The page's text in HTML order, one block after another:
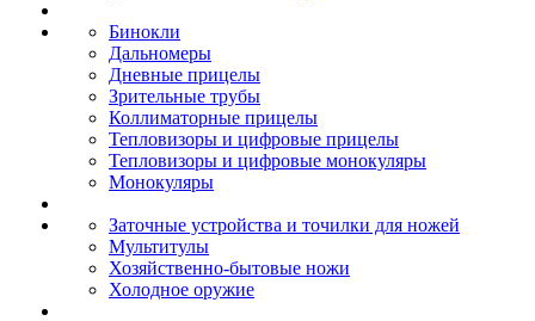
Бинокли
Дальномеры
Дневные прицелы
Зрительные трубы
Коллиматорные прицелы
Тепловизоры и цифровые прицелы
Тепловизоры и цифровые монокуляры
Монокуляры
Заточные устройства и точилки для ножей
Мультитулы
Хозяйственно-бытовые ножи
Холодное оружие